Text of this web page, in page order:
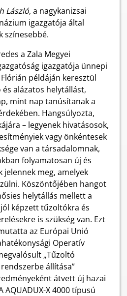
László, a nagykanizsai
igazgatója által
színesebbé.
a Zala Megyei
igazgatója ünnepi
példáján keresztül
alázatos helytállást,
mint nap tanúsítanak a
Hangsúlyozta,
– legyenek hivatásosok,
vagy önkéntesek
van a társadalomnak,
folyamatosan új és
jelennek meg, amelyek
Köszöntőjében hangot
helytállás mellett a
képzett tűzoltókra és
is szükség van. Ezt
az Európai Unió
Operatív
„Tűzoltó
állítása”
átvett új hazai
AQUADUX-X 4000 típusú